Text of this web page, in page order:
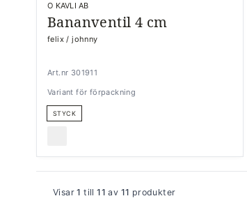
O KAVLI AB
Bananventil 4 cm
felix / johnny
Art.nr 301911
Variant för förpackning
STYCK
Visar1 till11 av 11 produkter